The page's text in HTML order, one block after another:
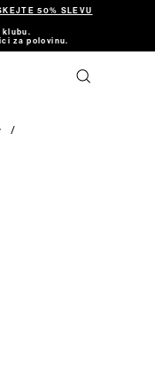
50% SLEVU
klubu.
za polovinu.
/